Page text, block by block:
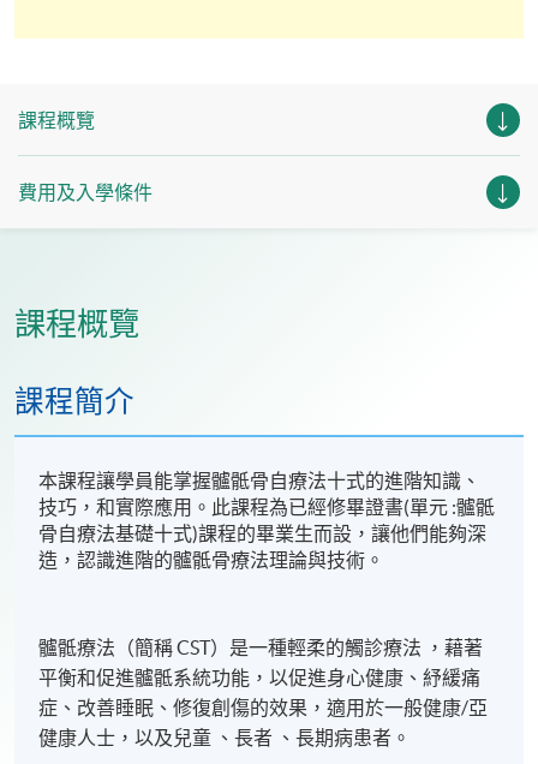
課程概覽
費用及入學條件
課程概覽
課程簡介
本課程讓學員能掌握髗骶骨自療法十式的進階知識、
技巧，和實際應用。此課程為已經修畢證書(單元 :髗骶
骨自療法基礎十式)課程的畢業生而設，讓他們能夠深
造，認識進階的髗骶骨療法理論與技術。
髗骶療法（簡稱 CST）是一種輕柔的觸診療法 ，藉著
平衡和促進髗骶系統功能，以促進身心健康、紓緩痛
症、改善睡眠、修復創傷的效果，適用於一般健康/亞
健康人士，以及兒童 、長者 、長期病患者。